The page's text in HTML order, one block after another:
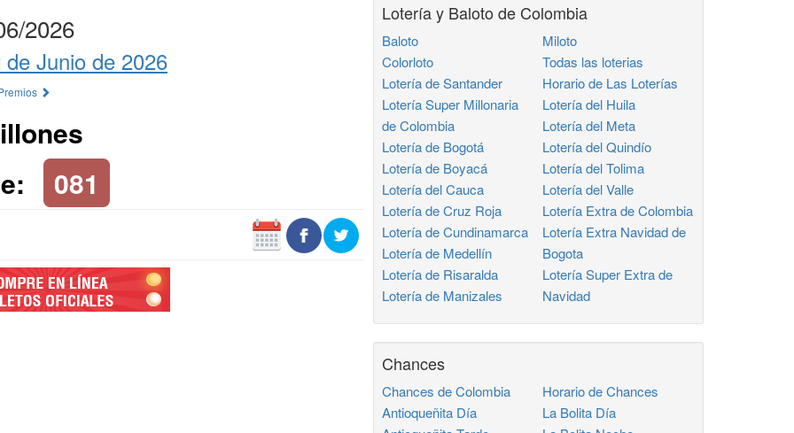
2026
Junio de 2026
081
Lotería y Baloto de Colombia
Baloto
Colorloto
Lotería de Santander
Lotería Super Millonaria
de Colombia
Lotería de Bogotá
Lotería de Boyacá
Lotería del Cauca
Lotería de Cruz Roja
Lotería de Cundinamarca
Lotería de Medellín
Lotería de Risaralda
Lotería de Manizales
Miloto
Todas las loterias
Horario de Las Loterías
Lotería del Huila
Lotería del Meta
Lotería del Quindío
Lotería del Tolima
Lotería del Valle
Lotería Extra de Colombia
Lotería Extra Navidad de
Bogota
Lotería Super Extra de
Navidad
Chances
Chances de Colombia
Antioqueñita Día
Horario de Chances
La Bolita Día